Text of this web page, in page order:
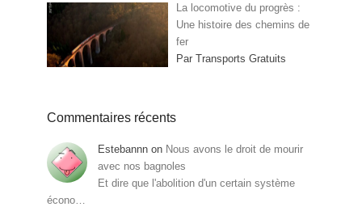
La locomotive du progrès :
Une histoire des chemins de
fer
Par Transports Gratuits
Commentaires récents
Estebannn on Nous avons le droit de mourir
avec nos bagnoles
Et dire que l'abolition d'un certain système
écono…